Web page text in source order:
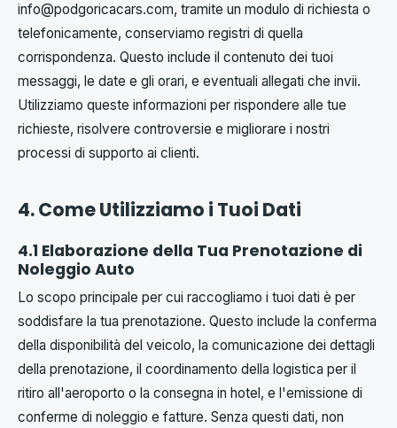
info@podgoricacars.com, tramite un modulo di richiesta o
telefonicamente, conserviamo registri di quella
corrispondenza. Questo include il contenuto dei tuoi
messaggi, le date e gli orari, e eventuali allegati che invii.
Utilizziamo queste informazioni per rispondere alle tue
richieste, risolvere controversie e migliorare i nostri
processi di supporto ai clienti.
4. Come Utilizziamo i Tuoi Dati
4.1 Elaborazione della Tua Prenotazione di
Noleggio Auto
Lo scopo principale per cui raccogliamo i tuoi dati è per
soddisfare la tua prenotazione. Questo include la conferma
della disponibilità del veicolo, la comunicazione dei dettagli
della prenotazione, il coordinamento della logistica per il
ritiro all'aeroporto o la consegna in hotel, e l'emissione di
conferme di noleggio e fatture. Senza questi dati, non